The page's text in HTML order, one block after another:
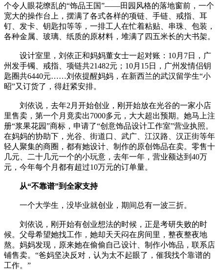
个令人眼花缭乱的“饰品王国”——田园风格的落地窗前，一个
宽大的操作台上，摆满了各式各样的项链、手链、戒指、耳
钉、发卡、钥匙扣等等，一排工人在忙着粘贴、串珠、包装，
各种金属、玻璃、纸质的原材料，堆满了四五米长的大书架。
设计室里，刘依正和妈妈董女士一起对账：10月7日，广
州发手镯、戒指、项链共21482元；10月15日，广州发情侣钥
匙圈共6440元……刘依提醒妈妈，在新西兰的武汉留学生“小
昭”又订货了，得赶紧安排。
刘依说，去年2月开始创业，刚开始放在光谷的一家小店
里售卖，第一个月竟卖出7000多元，大大超出预期。她马上注
册“浆果花园”商标，申请了“创意饰品设计工作室”营业执照。
在妈妈的协助下，光谷、街道口、武广、江汉路、汉正街等年
轻人聚集的商圈，都有她设计、制作的原创饰品在卖。零售十
几元、二十几元一个的小玩意，去年一年，营业额达到40万
元，今年每个月都有超过10万元的订单量。
从“不靠谱”到全家支持
一个大学生，没毕业就创业，期间总有一波三折。
刘依说，刚开始有创业想法的时候，正是考研失败的时
候。父母希望她找工作，她却天天闷在房间里，整夜整夜地
熬。妈妈发现，原来她在偷偷自己设计、制作小饰品，联系店
铺售卖。“爸妈坚决反对，认为太不起眼了，催我找个靠谱的
工作。”